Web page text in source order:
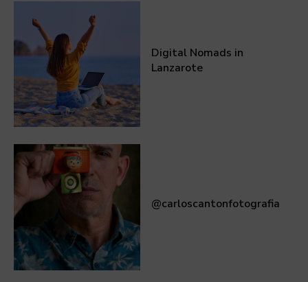
Digital Nomads in
Lanzarote
@carloscantonfotografia